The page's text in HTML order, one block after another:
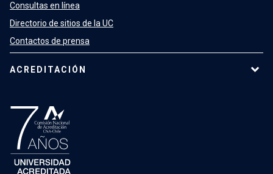
Consultas en línea
Directorio de sitios de la UC
Contactos de prensa
ACREDITACIÓN